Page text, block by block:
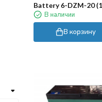
Battery 6-DZM-20
В наличии
В корзину